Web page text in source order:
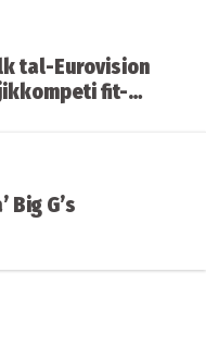
tal-Eurovision
fit-
Big G’s